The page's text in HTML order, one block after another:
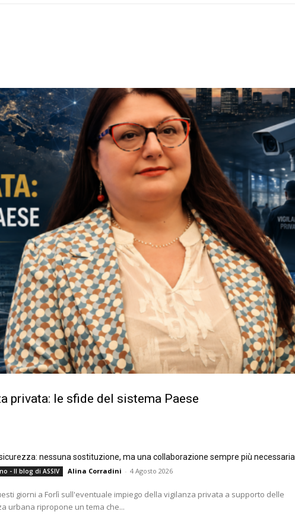
privata: le sfide del sistema Paese
nessuna sostituzione, ma una collaborazione sempre più necessaria
- Il blog di ASSIV Alina Corradini - 4 Agosto 2026
giorni a Forlì sull'eventuale impiego della vigilanza privata a supporto delle
urbana ripropone un tema che...